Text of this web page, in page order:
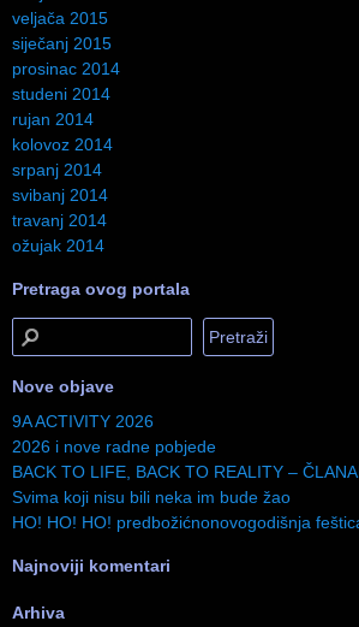
veljača 2015
siječanj 2015
prosinac 2014
studeni 2014
rujan 2014
kolovoz 2014
srpanj 2014
svibanj 2014
travanj 2014
ožujak 2014
Pretraga ovog portala
Nove objave
9A ACTIVITY 2026
2026 i nove radne pobjede
BACK TO LIFE, BACK TO REALITY –
Svima koji nisu bili neka im bude žao
HO! HO! HO! predbožićnonovogodišnja
Najnoviji komentari
Arhiva